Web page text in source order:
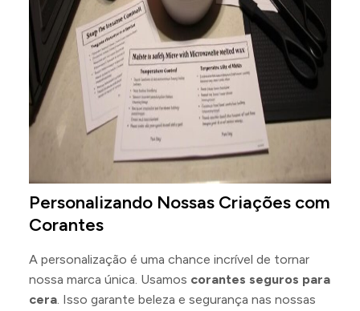
Personalizando Nossas Criações com
Corantes
A personalização é uma chance incrível de tornar
nossa marca única. Usamos corantes seguros para
cera. Isso garante beleza e segurança nas nossas